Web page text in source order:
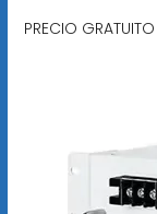
PRECIO GRATUITO